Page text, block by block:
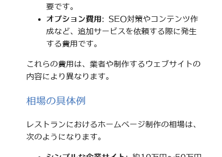
要です。
オプション費用: SEO対策やコンテンツ作
成など、追加サービスを依頼する際に発生
する費用です。
これらの費用は、業者や制作するウェブサイトの
内容により異なります。
相場の具体例
レストランにおけるホームページ制作の相場は、
次のようになります。